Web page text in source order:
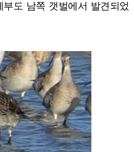
도 남쪽 갯벌에서 발견되었